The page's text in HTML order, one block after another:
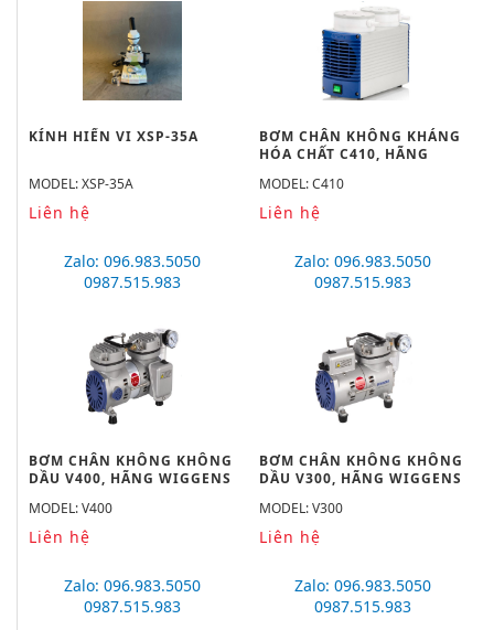
KÍNH HIỂN VI XSP-35A
MODEL: XSP-35A
Liên hệ
BƠM CHÂN KHÔNG KHÁNG
HÓA CHẤT C410, HÃNG
MODEL: C410
Liên hệ
Zalo: 096.983.5050
0987.515.983
BƠM CHÂN KHÔNG KHÔNG
DẦU V400, HÃNG WIGGENS
MODEL: V400
Liên hệ
Zalo: 096.983.5050
0987.515.983
BƠM CHÂN KHÔNG KHÔNG
DẦU V300, HÃNG WIGGENS
MODEL: V300
Liên hệ
Zalo: 096.983.5050
0987.515.983
Zalo: 096.983.5050
0987.515.983